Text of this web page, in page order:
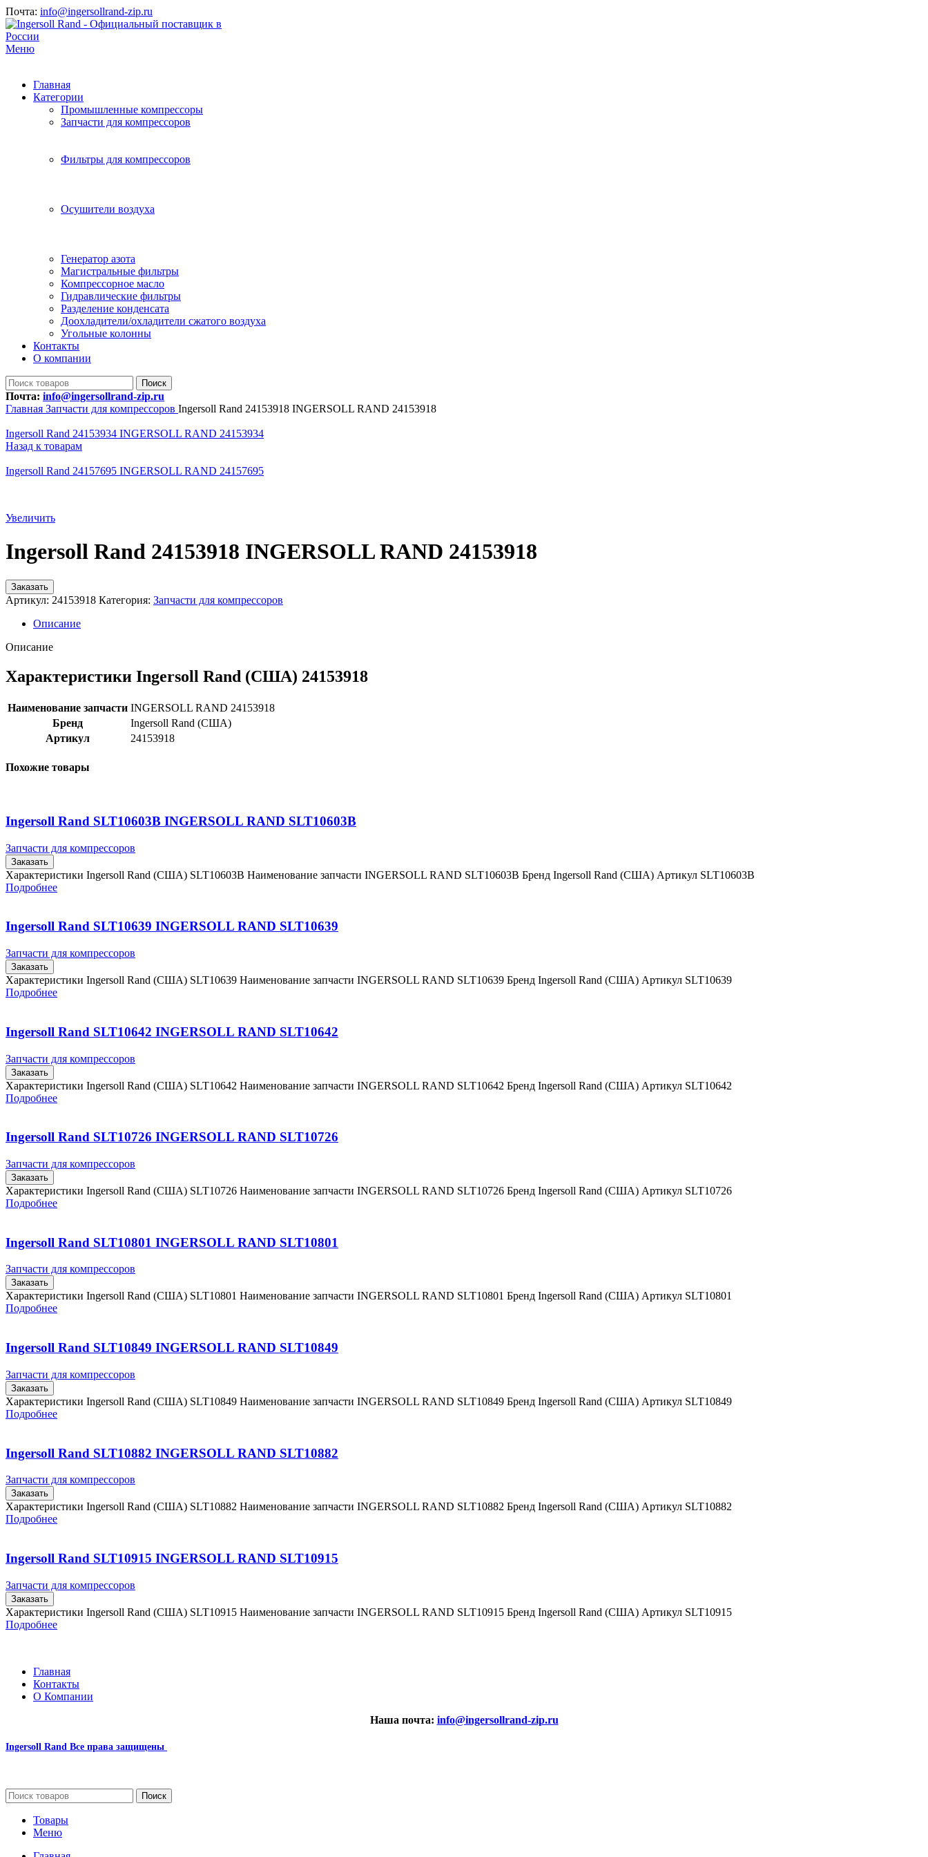
Почта: info@ingersollrand-zip.ru
Меню
Главная
Категории
Промышленные компрессоры
Запчасти для компрессоров
Фильтры для компрессоров
Осушители воздуха
Генератор азота
Магистральные фильтры
Компрессорное масло
Гидравлические фильтры
Разделение конденсата
Доохладители/охладители сжатого воздуха
Угольные колонны
Контакты
О компании
Поиск
Почта: info@ingersollrand-zip.ru
Главная Запчасти для компрессоров Ingersoll Rand 24153918 INGERSOLL RAND 24153918
Ingersoll Rand 24153934 INGERSOLL RAND 24153934
Назад к товарам
Ingersoll Rand 24157695 INGERSOLL RAND 24157695
Увеличить
Ingersoll Rand 24153918 INGERSOLL RAND 24153918
Заказать
Артикул: 24153918 Категория: Запчасти для компрессоров
Описание
Описание
Характеристики Ingersoll Rand (США) 24153918
Наименование запчасти INGERSOLL RAND 24153918
Бренд
Ingersoll Rand (США)
Артикул
24153918
Похожие товары
Ingersoll Rand SLT10603B INGERSOLL RAND SLT10603B
Запчасти для компрессоров
Заказать
Характеристики Ingersoll Rand (США) SLT10603B Наименование запчасти INGERSOLL RAND SLT10603B Бренд Ingersoll Rand (США) Артикул SLT10603B
Подробнее
Ingersoll Rand SLT10639 INGERSOLL RAND SLT10639
Запчасти для компрессоров
Заказать
Характеристики Ingersoll Rand (США) SLT10639 Наименование запчасти INGERSOLL RAND SLT10639 Бренд Ingersoll Rand (США) Артикул SLT10639
Подробнее
Ingersoll Rand SLT10642 INGERSOLL RAND SLT10642
Запчасти для компрессоров
Заказать
Характеристики Ingersoll Rand (США) SLT10642 Наименование запчасти INGERSOLL RAND SLT10642 Бренд Ingersoll Rand (США) Артикул SLT10642
Подробнее
Ingersoll Rand SLT10726 INGERSOLL RAND SLT10726
Запчасти для компрессоров
Заказать
Характеристики Ingersoll Rand (США) SLT10726 Наименование запчасти INGERSOLL RAND SLT10726 Бренд Ingersoll Rand (США) Артикул SLT10726
Подробнее
Ingersoll Rand SLT10801 INGERSOLL RAND SLT10801
Запчасти для компрессоров
Заказать
Характеристики Ingersoll Rand (США) SLT10801 Наименование запчасти INGERSOLL RAND SLT10801 Бренд Ingersoll Rand (США) Артикул SLT10801
Подробнее
Ingersoll Rand SLT10849 INGERSOLL RAND SLT10849
Запчасти для компрессоров
Заказать
Характеристики Ingersoll Rand (США) SLT10849 Наименование запчасти INGERSOLL RAND SLT10849 Бренд Ingersoll Rand (США) Артикул SLT10849
Подробнее
Ingersoll Rand SLT10882 INGERSOLL RAND SLT10882
Запчасти для компрессоров
Заказать
Характеристики Ingersoll Rand (США) SLT10882 Наименование запчасти INGERSOLL RAND SLT10882 Бренд Ingersoll Rand (США) Артикул SLT10882
Подробнее
Ingersoll Rand SLT10915 INGERSOLL RAND SLT10915
Запчасти для компрессоров
Заказать
Характеристики Ingersoll Rand (США) SLT10915 Наименование запчасти INGERSOLL RAND SLT10915 Бренд Ingersoll Rand (США) Артикул SLT10915
Подробнее
Главная
Контакты
О Компании
Наша почта: info@ingersollrand-zip.ru
Ingersoll Rand Все права защищены
Поиск
Товары
Меню